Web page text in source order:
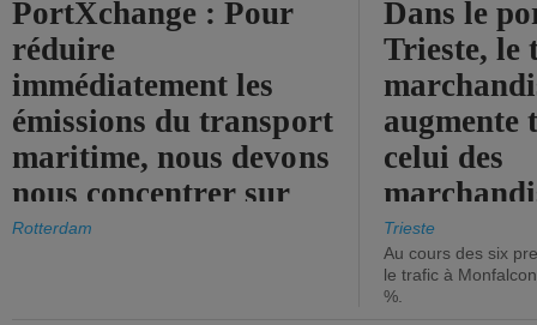
PortXchange : Pour
réduire
immédiatement les
émissions du transport
maritime, nous devons
nous concentrer sur
les ports.
Rotterdam
Dans le
Trieste, le
augmente
celui des
diminue.
Trieste
Au cours des six
le trafic à
%.